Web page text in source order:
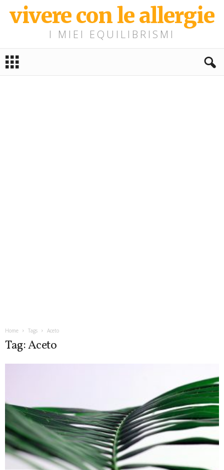
vivere con le allergie
I MIEI EQUILIBRISMI
Home Tags Aceto
Tag: Aceto